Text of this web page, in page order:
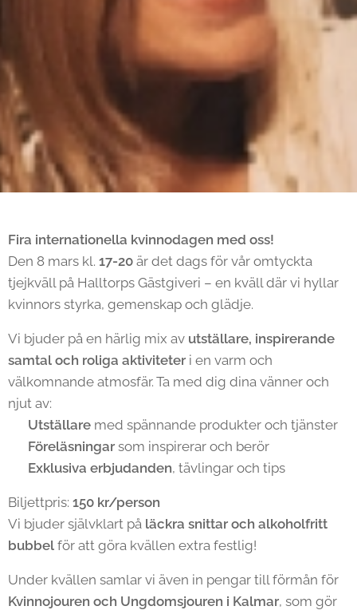
Fira internationella kvinnodagen med oss!
Den 8 mars kl. 17-20 är det dags för vår omtyckta
tjejkväll på Halltorps Gästgiveri – en kväll där vi hyllar
kvinnors styrka, gemenskap och glädje. 🌟
Vi bjuder på en härlig mix av utställare, inspirerande
samtal och roliga aktiviteter i en varm och
välkomnande atmosfär. Ta med dig dina vänner och
njut av:
Utställare med spännande produkter och tjänster
Föreläsningar som inspirerar och berör
Exklusiva erbjudanden, tävlingar och tips
Biljettpris: 150 kr/person
Vi bjuder självklart på läckra snittar och alkoholfritt
bubbel för att göra kvällen extra festlig! 🥂
Under kvällen samlar vi även in pengar till förmån för
Kvinnojouren och Ungdomsjouren i Kalmar, som gör